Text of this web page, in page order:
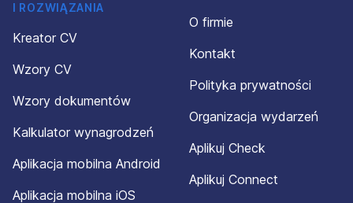
I ROZWIĄZANIA
Kreator CV
Wzory CV
Wzory dokumentów
Kalkulator wynagrodzeń
Aplikacja mobilna Android
Aplikacja mobilna iOS
O firmie
Kontakt
Polityka prywatności
Organizacja wydarzeń
Aplikuj Check
Aplikuj Connect